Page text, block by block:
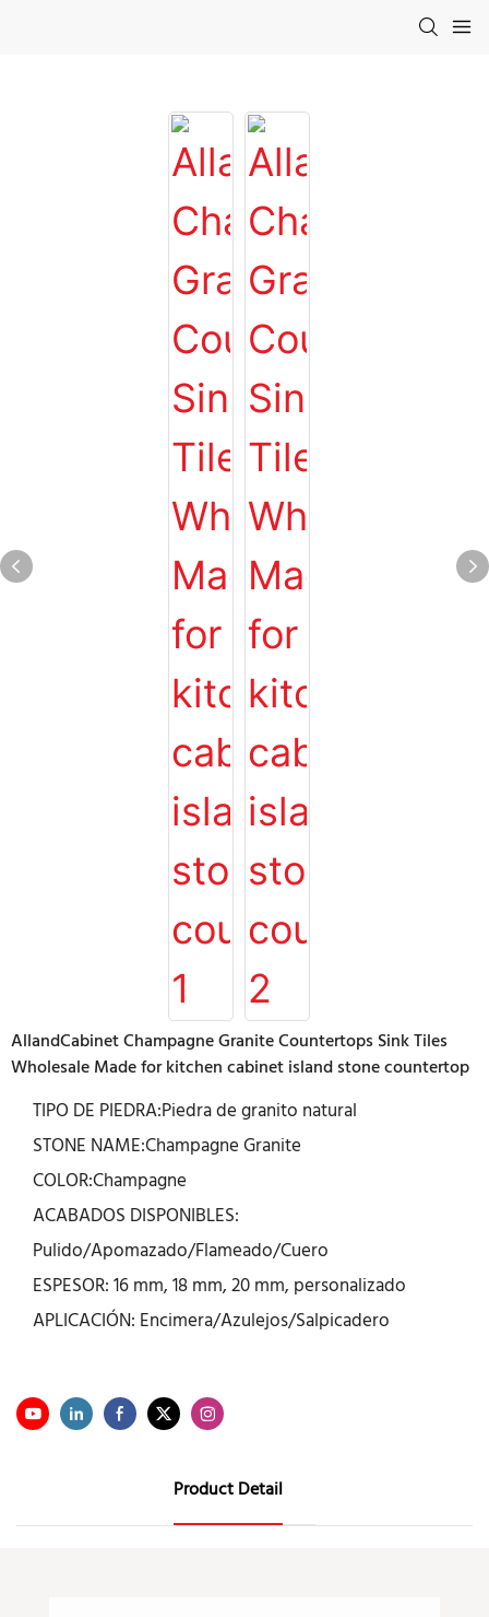
AllandCabinet Champagne Granite Countertops Sink Tiles
Wholesale Made for kitchen cabinet island stone countertop
TIPO DE PIEDRA:Piedra de granito natural
STONE NAME:Champagne Granite
COLOR:Champagne
ACABADOS DISPONIBLES:
Pulido/Apomazado/Flameado/Cuero
ESPESOR: 16 mm, 18 mm, 20 mm, personalizado
APLICACIÓN: Encimera/Azulejos/Salpicadero
Product Detail